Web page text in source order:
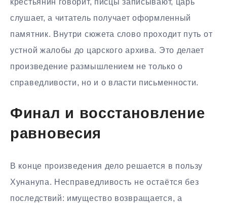
крестьянин говорит, писцы записывают, царь
слушает, а читатель получает оформленный
памятник. Внутри сюжета слово проходит путь от
устной жалобы до царского архива. Это делает
произведение размышлением не только о
справедливости, но и о власти письменности.
Финал и восстановление
равновесия
В конце произведения дело решается в пользу
Хунанупа. Несправедливость не остаётся без
последствий: имущество возвращается, а